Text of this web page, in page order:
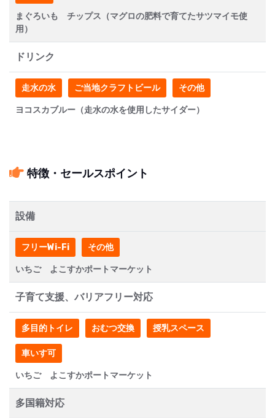
まぐろいも チップス（マグロの肥料で育てたサツマイモ使
用）
ドリンク
走水の水 ご当地クラフトビール その他
ヨコスカブルー（走水の水を使用したサイダー）
特徴・セールスポイント
設備
フリーWi-Fi その他
いちご よこすかポートマーケット
子育て支援、バリアフリー対応
多目的トイレ おむつ交換 授乳スペース
車いす可
いちご よこすかポートマーケット
多国籍対応